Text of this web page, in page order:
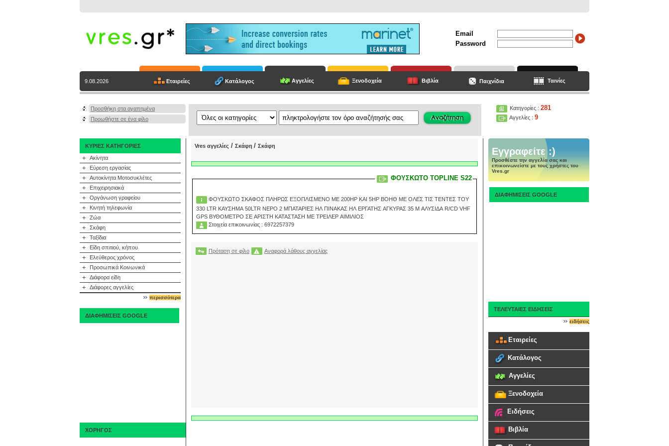
Email
Password
9.08.2026 Εταιρείες Κατάλογος Αγγελίες Ξενοδοχεία Βιβλία Παιχνίδια Ταινίες
Προσθήκη στα αγαπημένα
Προωθήστε σε ένα φίλο
Κατηγορίες : 281
Αγγελίες : 9
ΚΥΡΙΕΣ ΚΑΤΗΓΟΡΙΕΣ
+ Ακίνητα
+ Εύρεση εργασίας
+ Αυτοκίνητα Μοτοσυκλέτες
+ Επιχειρησιακά
+ Οργάνωση γραφείου
+ Κινητή τηλεφωνία
+ Ζώα
+ Σκάφη
+ Ταξίδια
+ Είδη σπιτιού, κήπου
+ Ελεύθερος χρόνος
+ Προσωπικά Κοινωνικά
+ Διάφορα είδη
+ Διάφορες αγγελίες
περισσότερα
ΔΙΑΦΗΜΙΣΕΙΣ GOOGLE
ΧΟΡΗΓΟΣ
Vres αγγελίες / Σκάφη / Σκάφη
ΦΟΥΣΚΩΤΟ TOPLINE S22
ΦΟΥΣΚΩΤΟ ΣΚΑΦΟΣ ΠΛΗΡΩΣ ΕΞΟΠΛΙΣΜΕΝΟ ΜΕ 200HP ΚΑΙ 5HP ΒΟΗΘ ΜΕ ΟΛΕΣ ΤΙΣ ΤΕΝΤΕΣ ΤΟΥ
330 LTR ΚΑΥΣΗΜΑ 50LTR ΝΕΡΟ 2 ΜΠΑΤΑΡΙΕΣ ΗΛ ΠΙΝΑΚΑΣ ΗΛ ΕΡΓΑΤΗΣ ΑΓΚΥΡΑΣ 35 Μ ΑΛΥΣΙΔΑ R/CD VHF
GPS ΒΥΘΟΜΕΤΡΟ ΣΕ ΑΡΙΣΤΗ ΚΑΤΑΣΤΑΣΗ ΜΕ ΤΡΕΙΛΕΡ ΑΙΜΙΛΙΟΣ
Στοιχεία επικοινωνίας : 6972257379
Πρόταση σε φίλο Αναφορά λάθους αγγελίας
Εγγραφείτε :)
Προσθέστε την αγγελία σας και
επικοινωνείστε με τους χρήστες του
Vres.gr
ΔΙΑΦΗΜΙΣΕΙΣ GOOGLE
ΤΕΛΕΥΤΑΙΕΣ ΕΙΔΗΣΕΙΣ
ειδήσεις
Εταιρείες
Κατάλογος
Αγγελίες
Ξενοδοχεία
Ειδήσεις
Βιβλία